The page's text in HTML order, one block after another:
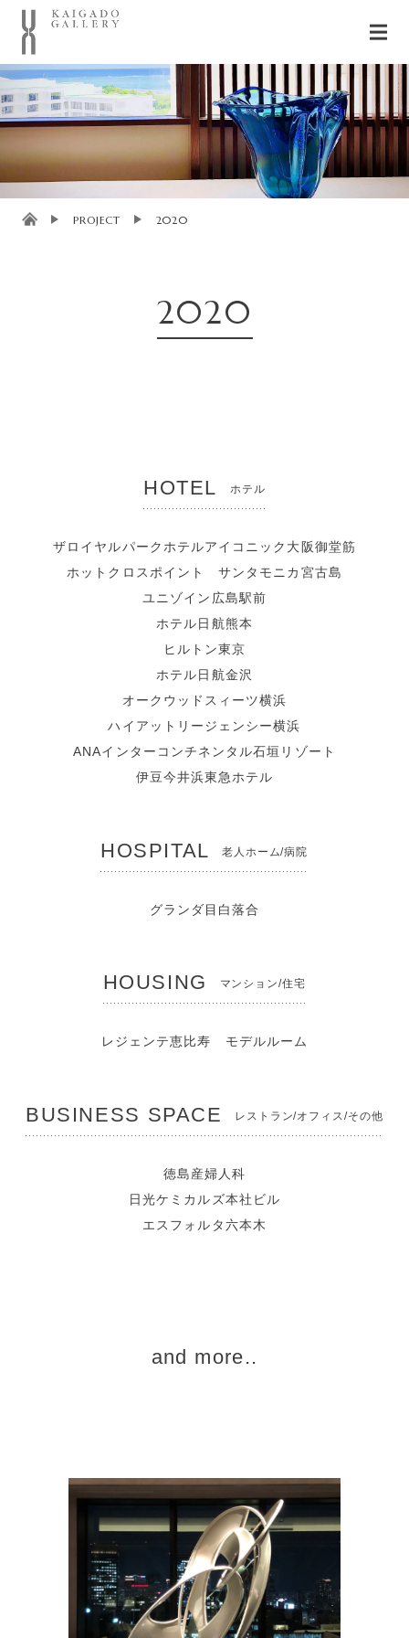
PROJECT 2020
2020
HOTEL ホテル
ザロイヤルパークホテルアイコニック大阪御堂筋
ホットクロスポイント サンタモニカ宮古島
ユニゾイン広島駅前
ホテル日航熊本
ヒルトン東京
ホテル日航金沢
オークウッドスィーツ横浜
ハイアットリージェンシー横浜
ANAインターコンチネンタル石垣リゾート
伊豆今井浜東急ホテル
HOSPITAL 老人ホーム/病院
グランダ目白落合
HOUSING マンション/住宅
レジェンテ恵比寿 モデルルーム
BUSINESS SPACE レストラン/オフィス/その他
徳島産婦人科
日光ケミカルズ本社ビル
エスフォルタ六本木
and more..